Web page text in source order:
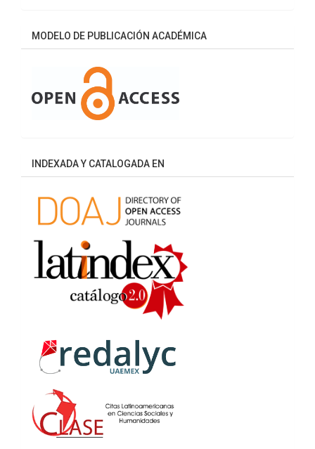
MODELO DE PUBLICACIÓN ACADÉMICA
INDEXADA Y CATALOGADA EN